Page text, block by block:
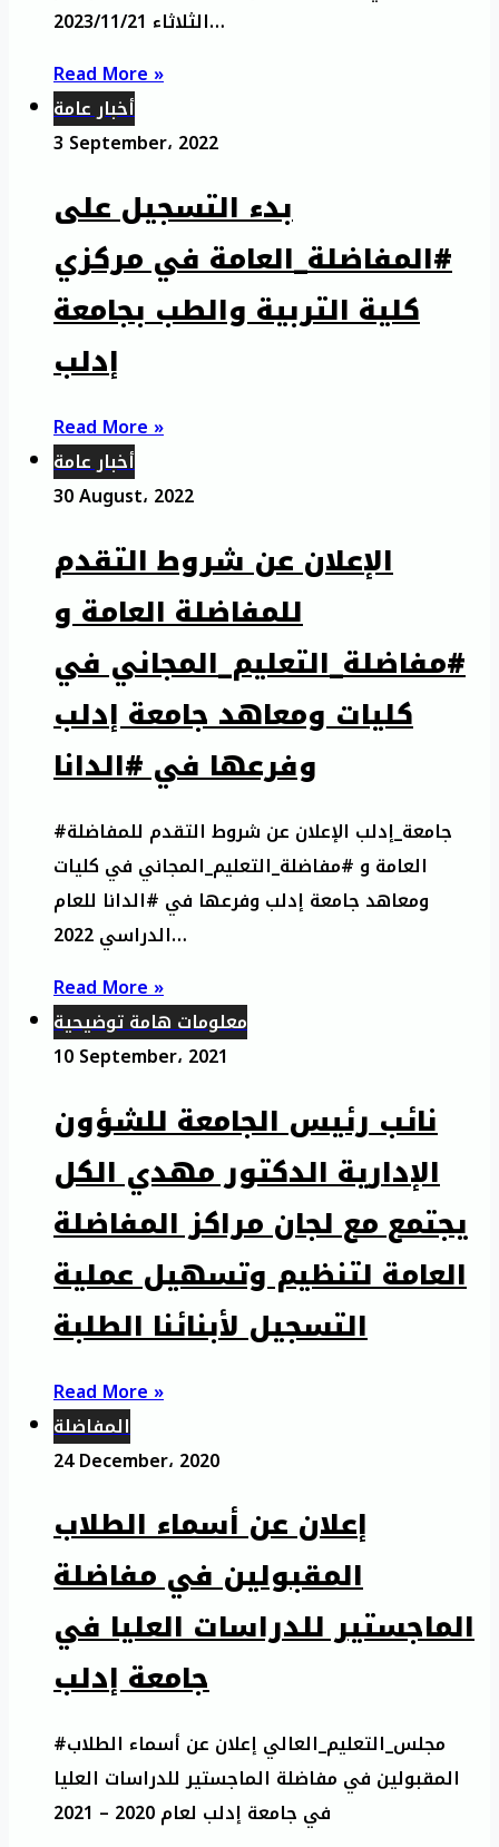
الثلاثاء 2023/11/21…
Read More »
أخبار عامة
3 September، 2022
بدء التسجيل على
#المفاضلة_العامة في مركزي
كلية التربية والطب بجامعة
إدلب
Read More »
أخبار عامة
30 August، 2022
الإعلان عن شروط التقدم
للمفاضلة العامة و
#مفاضلة_التعليم_المجاني في
كليات ومعاهد جامعة إدلب
وفرعها في #الدانا
#جامعة_إدلب الإعلان عن شروط التقدم للمفاضلة
العامة و #مفاضلة_التعليم_المجاني في كليات
ومعاهد جامعة إدلب وفرعها في #الدانا للعام
الدراسي 2022…
Read More »
معلومات هامة توضيحية
10 September، 2021
نائب رئيس الجامعة للشؤون
الإدارية الدكتور مهدي الكل
يجتمع مع لجان مراكز المفاضلة
العامة لتنظيم وتسهيل عملية
التسجيل لأبنائنا الطلبة
Read More »
المفاضلة
24 December، 2020
إعلان عن أسماء الطلاب
المقبولين في مفاضلة
الماجستير للدراسات العليا في
جامعة إدلب
#مجلس_التعليم_العالي إعلان عن أسماء الطلاب
المقبولين في مفاضلة الماجستير للدراسات العليا
في جامعة إدلب لعام 2020 – 2021